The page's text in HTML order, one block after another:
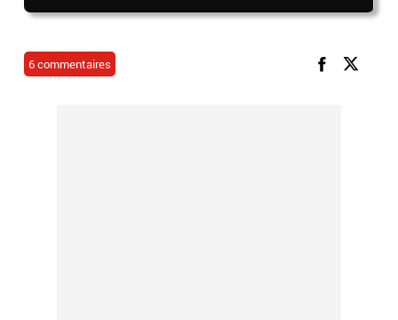
6 commentaires